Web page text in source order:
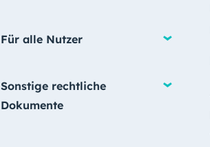
Für alle Nutzer
Sonstige rechtliche
Dokumente